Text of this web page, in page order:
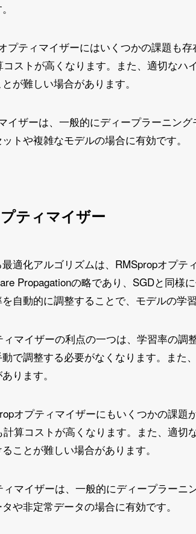
プティマイザーにはいくつかの課題も
コストが高くなります。また、適切な
が難しい場合があります。
イザーは、一般的にディープラーニン
トや複雑なモデルの場合に有効です。
ティマイザー
適化アルゴリズムは、RMSpropオプテ
Propagationの略であり、SGDと同様
自動的に調整することで、モデルの学
ィマイザーの利点の一つは、学習率の
で調整する必要がなくなります。また
ります。
オプティマイザーにもいくつかの課
計算コストが高くなります。また、適
ことが難しい場合があります。
ィマイザーは、一般的にディープラー
や非定常データの場合に有効です。